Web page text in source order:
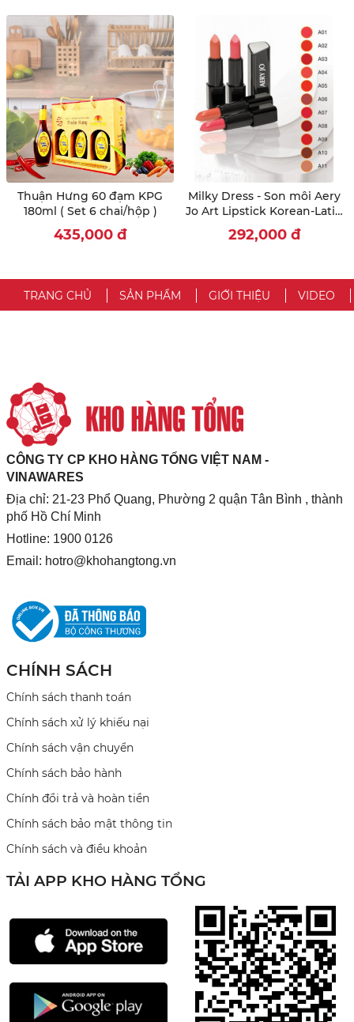
Thuận Hưng 60 đạm KPG
180ml ( Set 6 chai/hộp )
435,000 đ
Milky Dress - Son môi Aery
Jo Art Lipstick Korean-Latin
love - đỏ cam-No 2
292,000 đ
TRANG CHỦ SẢN PHẨM GIỚI THIỆU VIDEO
CÔNG TY CP KHO HÀNG TỔNG VIỆT NAM -
VINAWARES
Địa chỉ: 21-23 Phổ Quang, Phường 2 quận Tân Bình , thành
phố Hồ Chí Minh
Hotline: 1900 0126
Email: hotro@khohangtong.vn
CHÍNH SÁCH
Chính sách thanh toán
Chính sách xử lý khiếu nại
Chính sách vận chuyển
Chính sách bảo hành
Chính đổi trả và hoàn tiền
Chính sách bảo mật thông tin
Chính sách và điều khoản
TẢI APP KHO HÀNG TỔNG